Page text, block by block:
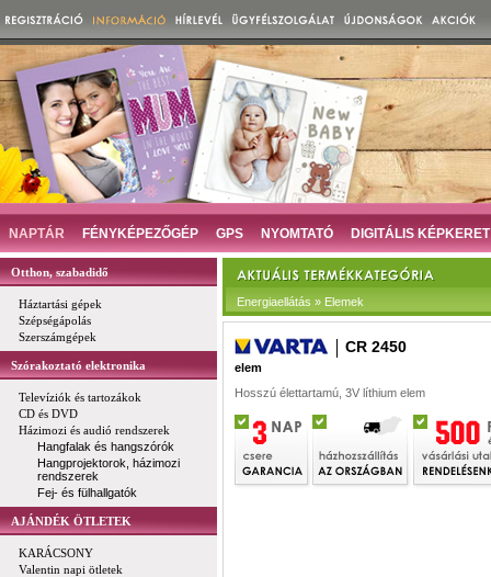
NAPTÁR FÉNYKÉPEZŐGÉP GPS NYOMTATÓ DIGITÁLIS KÉPKERET
Otthon, szabadidő
Háztartási gépek
Szépségápolás
Szerszámgépek
Szórakoztató elektronika
Televíziók és tartozákok
CD és DVD
Házimozi és audió rendszerek
Hangfalak és hangszórók
Hangprojektorok, házimozi
rendszerek
Fej- és fülhallgatók
AJÁNDÉK ÖTLETEK
KARÁCSONY
Valentin napi ötletek
Energiaellátás » Elemek
CR 2450
elem
Hosszú élettartamú, 3V líthium elem